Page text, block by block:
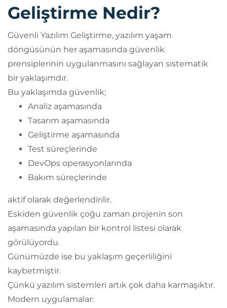
Geliştirme Nedir?
Güvenli Yazılım Geliştirme, yazılım yaşam
döngüsünün her aşamasında güvenlik
prensiplerinin uygulanmasını sağlayan sistematik
bir yaklaşımdır.
Bu yaklaşımda güvenlik;
Analiz aşamasında
Tasarım aşamasında
Geliştirme aşamasında
Test süreçlerinde
DevOps operasyonlarında
Bakım süreçlerinde
aktif olarak değerlendirilir.
Eskiden güvenlik çoğu zaman projenin son
aşamasında yapılan bir kontrol listesi olarak
görülüyordu.
Günümüzde ise bu yaklaşım geçerliliğini
kaybetmiştir.
Çünkü yazılım sistemleri artık çok daha karmaşıktır.
Modern uygulamalar: